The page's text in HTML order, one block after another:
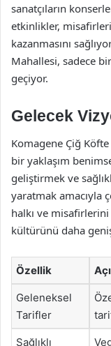
sanatçıların
etkinlikler,
kazanmasını
Mahallesi, sadece
geçiyor.
Gelecek
Komagene Çiğ
bir yaklaşım
geliştirmek ve
yaratmak amacıyla
halkı ve
kültürünü daha
Özellik
Geleneksel
Tarifler
Sağlıklı